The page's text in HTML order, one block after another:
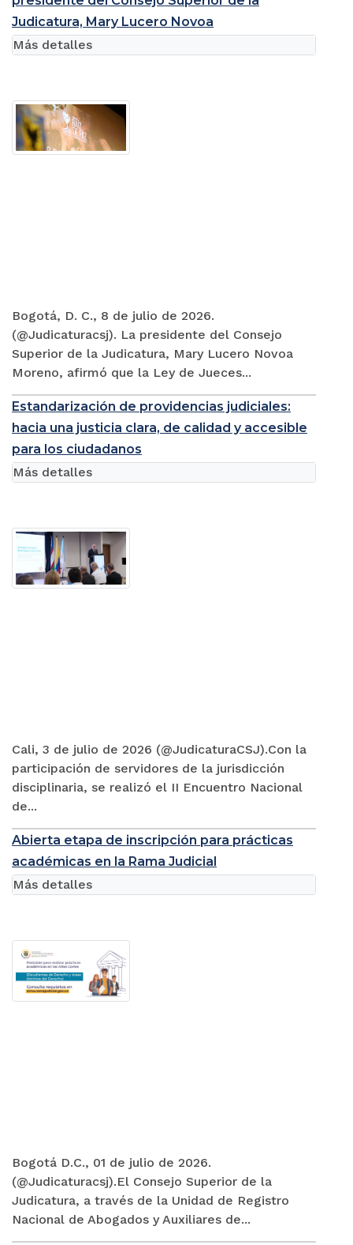
Judicatura, Mary Lucero Novoa
Bogotá, D. C., 8 de julio de 2026.
(@Judicaturacsj). La presidente del Consejo
Superior de la Judicatura, Mary Lucero Novoa
Moreno, afirmó que la Ley de Jueces...
Más detalles
Estandarización de providencias judiciales:
hacia una justicia clara, de calidad y accesible
para los ciudadanos
Cali, 3 de julio de 2026 (@JudicaturaCSJ).Con la
participación de servidores de la jurisdicción
disciplinaria, se realizó el II Encuentro Nacional
de...
Más detalles
Abierta etapa de inscripción para prácticas
académicas en la Rama Judicial
Bogotá D.C., 01 de julio de 2026.
(@Judicaturacsj).El Consejo Superior de la
Judicatura, a través de la Unidad de Registro
Nacional de Abogados y Auxiliares de...
Más detalles